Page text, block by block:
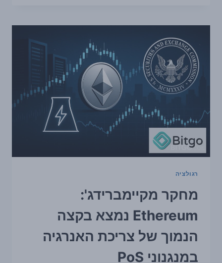
תאילנד
עסקאות
STABLECOINS
בהיקף
גבוה
רגולציה
מחקר מקיימברידג':
Ethereum נמצא בקצה
הנמוך של צריכת האנרגיה
במנגנוני PoS